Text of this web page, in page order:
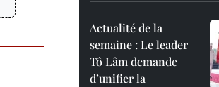
Actualité de la
semaine : Le leader
Tô Lâm demande
d’unifier la